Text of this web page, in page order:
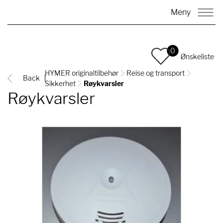
Meny
0
Ønskeliste
Back
HYMER originaltilbehør
Reise og transport
Sikkerhet
Røykvarsler
Røykvarsler